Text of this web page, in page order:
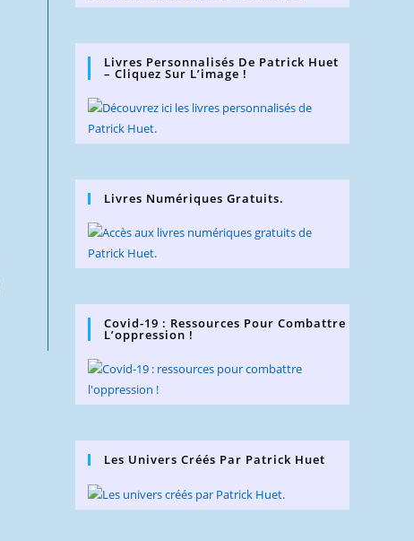
Livres Personnalisés De Patrick Huet
– Cliquez Sur L’image !
Livres Numériques Gratuits.
Covid-19 : Ressources Pour Combattre
L’oppression !
Les Univers Créés Par Patrick Huet